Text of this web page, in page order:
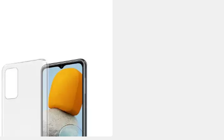
für Samsung Galaxy M23
UVP